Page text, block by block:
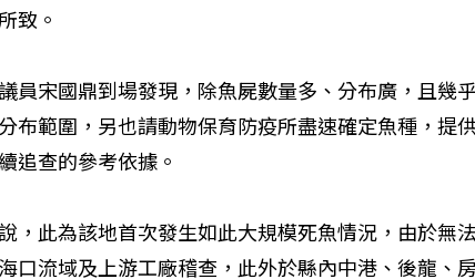
致。
員宋國鼎到場發現，除魚屍數量多、分布廣，且幾
布範圍，另也請動物保育防疫所盡速確定魚種，提
追查的參考依據。
，此為該地首次發生如此大規模死魚情況，由於無
口流域及上游工廠稽查，此外於縣內中港、後龍、